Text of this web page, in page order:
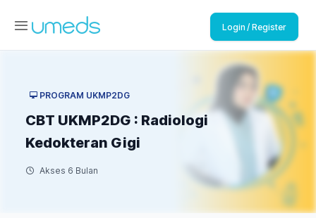
Login / Register
PROGRAM UKMP2DG
CBT UKMP2DG : Radiologi
Kedokteran Gigi
Akses 6 Bulan